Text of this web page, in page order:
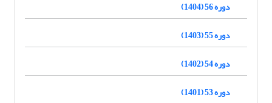
دوره 56 (1404)
دوره 55 (1403)
دوره 54 (1402)
دوره 53 (1401)